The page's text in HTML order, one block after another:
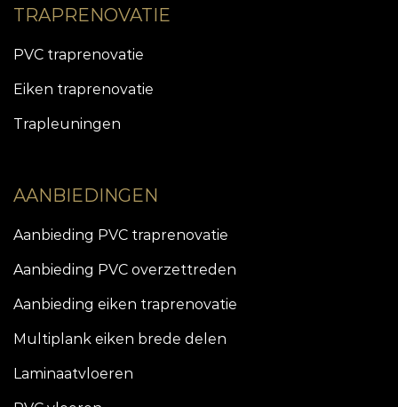
TRAPRENOVATIE
PVC traprenovatie
Eiken traprenovatie
Trapleuningen
AANBIEDINGEN
Aanbieding PVC traprenovatie
Aanbieding PVC overzettreden
Aanbieding eiken traprenovatie
Multiplank eiken brede delen
Laminaatvloeren